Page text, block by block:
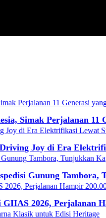
Simak Perjalanan 11
Joy di Era
Gunung
2026, Perjalanan